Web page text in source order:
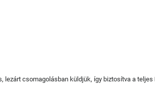
csomagolásban küldjük, így biztosítva a teljes